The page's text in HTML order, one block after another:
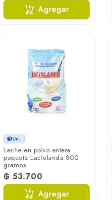
Agregar
Un.
Leche en polvo entera
paquete Lactolanda 800
gramos
₲ 53.700
Agregar